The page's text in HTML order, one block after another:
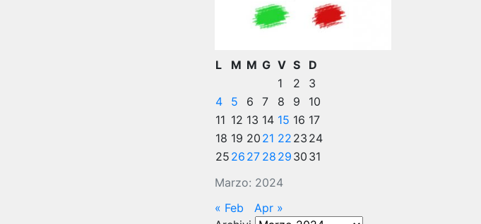
Marzo: 2024
L M M G V S
D
1
2
3
4
5 6 7 8 9
10
11 12 13 14 15 16 17
18 19 20 21 22 23 24
25 26 27 28 29 30 31
« Feb
Apr »